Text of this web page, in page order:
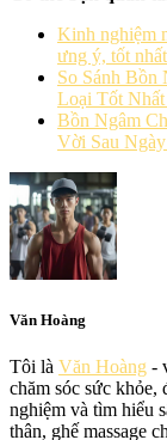
Kinh nghiệm
ưng ý, tốt
So Sánh Bồn
Loại Tốt
Bồn Ngâm
Vời Sau
Văn Hoàng
Tôi là Văn Hoàng -
chăm sóc sức khỏe,
nghiệm và tìm hiểu
thân, ghế massage